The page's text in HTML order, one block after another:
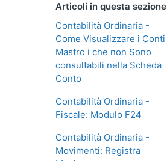
Articoli in questa sezione
Contabilità Ordinaria -
Come Visualizzare i Conti
Mastro i che non Sono
consultabili nella Scheda
Conto
Contabilità Ordinaria -
Fiscale: Modulo F24
Contabilità Ordinaria -
Movimenti: Registra